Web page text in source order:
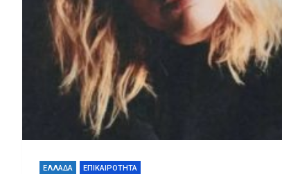
ΕΛΛΑΔΑ ΕΠΙΚΑΙΡΟΤΗΤΑ